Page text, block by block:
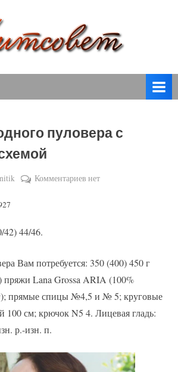
т
о
в
е
спицами,
крючком,
вязаные
модели
с
описанием
пуловера с
Комментариевк
косами
схемой
нет
42) 44/46.
Вам потребуется: 350 (400) 450 г
пряжи Lana Grossa ARIA (100%
прямые спицы №4,5 и № 5; круговые
см; крючок N5 4. Лицевая гладь:
р.-изн. п.